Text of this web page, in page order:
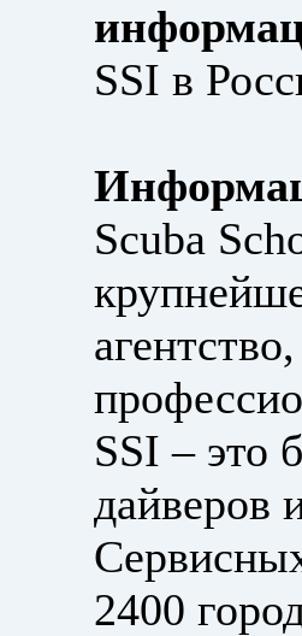
SSI в
Scuba
SSI – это
дайверов
2400